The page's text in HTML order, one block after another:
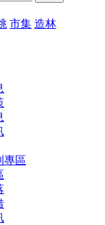
市集 造林
專區